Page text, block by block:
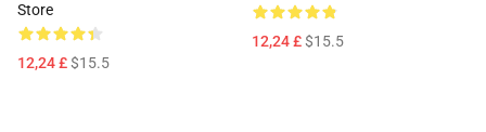
Store
12,24 £$15.5
12,24 £$15.5